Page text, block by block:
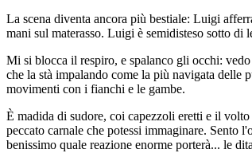
La scena diventa ancora più bestiale: Luigi
mani sul materasso. Luigi è semidisteso sotto
Mi si blocca il respiro, e spalanco gli occhi:
che la stà impalando come la più navigata delle
movimenti con i fianchi e le gambe.
È madida di sudore, coi capezzoli eretti e il
peccato carnale che potessi immaginare.
benissimo quale reazione enorme porterà... le